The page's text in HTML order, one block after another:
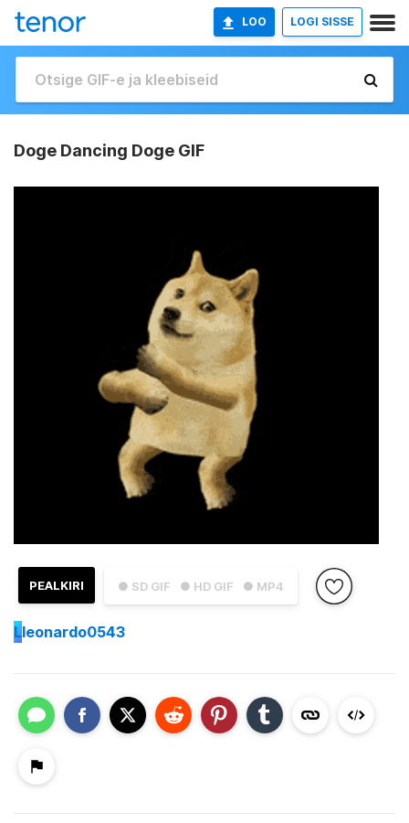
LOO LOGI SISSE
Doge Dancing Doge GIF
● SD GIF ● HD GIF ● MP4
PEALKIRI
Lleonardo0543